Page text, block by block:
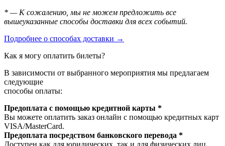
* — К сожалению, мы не можем предложить все
вышеуказанные способы доставки для всех событий.
Подробнее о способах доставки →
Как я могу оплатить билеты?
В зависимости от выбранного мероприятия мы предлагаем
следующие
способы оплаты:
Предоплата с помощью кредитной карты *
Вы можете оплатить заказ онлайн с помощью кредитных карт
VISA/MasterСard.
Предоплата посредством банковского перевода *
Доступен как для юридических, так и для физических лиц.